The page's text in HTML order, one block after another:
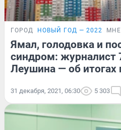
ГОРОД НОВЫЙ ГОД — 2022
Ямал, голодовка и
синдром: журналист
Леушина — об итогах
31 декабря, 2021, 06:30 5 303